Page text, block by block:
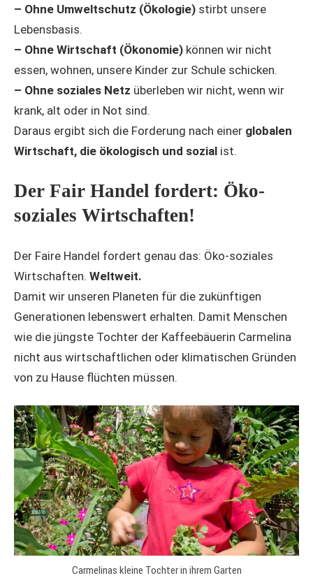
– Ohne Umweltschutz (Ökologie) stirbt unsere
Lebensbasis.
– Ohne Wirtschaft (Ökonomie) können wir nicht
essen, wohnen, unsere Kinder zur Schule schicken.
– Ohne soziales Netz überleben wir nicht, wenn wir
krank, alt oder in Not sind.
Daraus ergibt sich die Forderung nach einer globalen
Wirtschaft, die ökologisch und sozial ist.
Der Fair Handel fordert: Öko-
soziales Wirtschaften!
Der Faire Handel fordert genau das: Öko-soziales
Wirtschaften. Weltweit.
Damit wir unseren Planeten für die zukünftigen
Generationen lebenswert erhalten. Damit Menschen
wie die jüngste Tochter der Kaffeebäuerin Carmelina
nicht aus wirtschaftlichen oder klimatischen Gründen
von zu Hause flüchten müssen.
Carmelinas kleine Tochter in ihrem Garten